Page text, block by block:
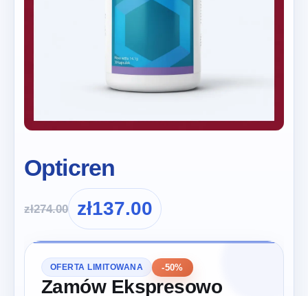
Opticren
zł274.00 zł137.00
OFERTA LIMITOWANA -50%
Zamów Ekspresowo